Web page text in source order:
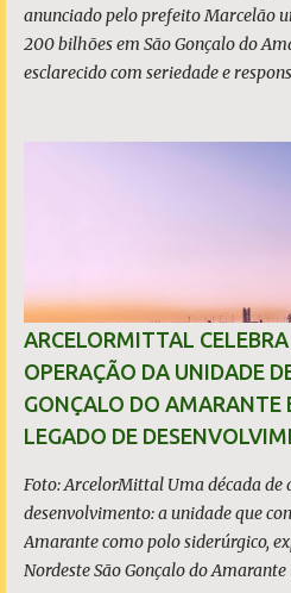
anunciado pelo prefeito Marcelão
200 bilhões em São Gonçalo do
esclarecido com seriedade e
investimento que não lhe pertence,
territoriais do município que
situação é grave. A população tem
transparente e sem propaganda
investimentos bilionários são
é, de fato, o CIPP O Complexo
(CIPP) está situado parcialmente
do Amarante e de Caucaia,
acima. Embora a Vila (ou distrito)
ARCELORMITTAL
OPERAÇÃO DA UNIDADE
GONÇALO DO AMARANTE
LEGADO DE
Foto: ArcelorMittal Uma década de
desenvolvimento: a unidade que
Amarante como polo siderúrgico,
Nordeste São Gonçalo do